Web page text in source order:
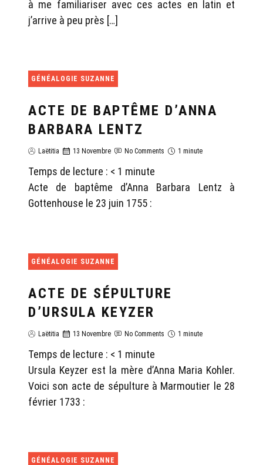
à me familiariser avec ces actes en latin et
j’arrive à peu près […]
GÉNÉALOGIE SUZANNE
ACTE DE BAPTÊME D’ANNA
BARBARA LENTZ
Laëtitia 13 Novembre No Comments 1 minute
Temps de lecture : < 1 minute
Acte de baptême d’Anna Barbara Lentz à
Gottenhouse le 23 juin 1755 :
GÉNÉALOGIE SUZANNE
ACTE DE SÉPULTURE
D’URSULA KEYZER
Laëtitia 13 Novembre No Comments 1 minute
Temps de lecture : < 1 minute
Ursula Keyzer est la mère d’Anna Maria Kohler.
Voici son acte de sépulture à Marmoutier le 28
février 1733 :
GÉNÉALOGIE SUZANNE